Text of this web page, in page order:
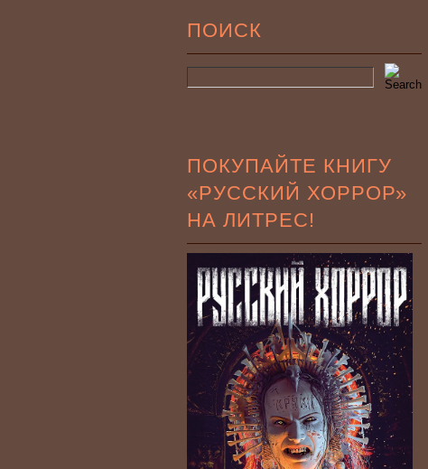
ПОИСК
ПОКУПАЙТЕ КНИГУ
«РУССКИЙ ХОРРОР»
НА ЛИТРЕС!